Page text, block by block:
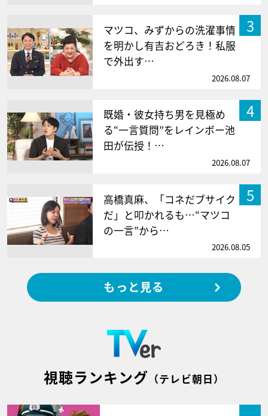
3
マツコ、みずからの洗濯事情
を明かし有吉おどろき！私服
で外出す…
2026.08.07
4
既婚・彼女持ち男を見極め
る“一言質問”をレインボー池
田が伝授！…
2026.08.07
5
高橋真麻、「コネだブサイク
だ」と叩かれるも…“マツコ
の一言”から…
2026.08.05
もっと見る
視聴ランキング （テレビ朝日）